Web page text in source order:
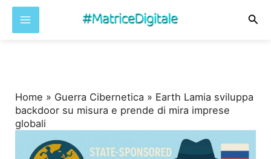
Home » Guerra Cibernetica » Earth Lamia sviluppa
backdoor su misura e prende di mira imprese
globali